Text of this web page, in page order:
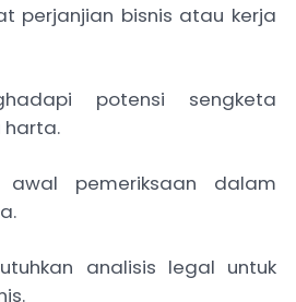
perjanjian bisnis atau kerja
potensi sengketa
harta.
pemeriksaan dalam
analisis legal untuk